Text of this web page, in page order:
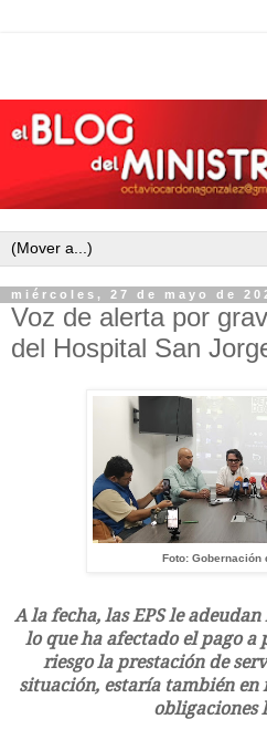
miércoles, 27 de mayo de
Voz de alerta por
del Hospital San
Foto: Gobernación
A la fecha, las EPS le
lo que ha afectado el pago a
riesgo la prestación de
situación, estaría también
obligaciones